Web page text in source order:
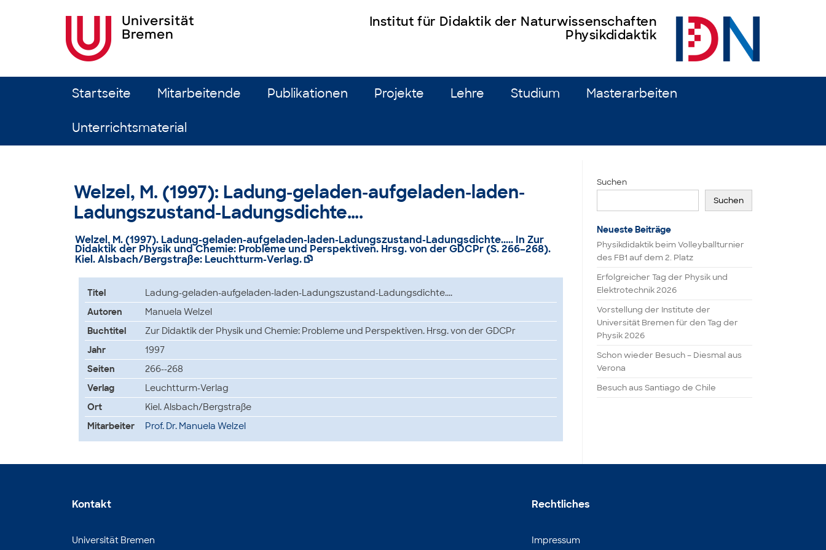
Institut für Didaktik der Naturwissenschaften
Physikdidaktik
Zum Inhalt springen
Startseite Mitarbeitende Publikationen Projekte Lehre Studium Masterarbeiten
Unterrichtsmaterial
Welzel, M. (1997): Ladung-geladen-aufgeladen-laden-
Ladungszustand-Ladungsdichte….
Welzel, M. (1997). Ladung-geladen-aufgeladen-laden-Ladungszustand-Ladungsdichte..... In Zur
Didaktik der Physik und Chemie: Probleme und Perspektiven. Hrsg. von der GDCPr (S. 266–268).
Kiel. Alsbach/Bergstraße: Leuchtturm-Verlag. 
Titel
Ladung-geladen-aufgeladen-laden-Ladungszustand-Ladungsdichte....
Autoren
Manuela Welzel
Buchtitel
Zur Didaktik der Physik und Chemie: Probleme und Perspektiven. Hrsg. von der GDCPr
Jahr
1997
Seiten
266--268
Verlag
Leuchtturm-Verlag
Ort
Kiel. Alsbach/Bergstraße
Mitarbeiter
Prof. Dr. Manuela Welzel
Suchen
Suchen
Neueste Beiträge
Physikdidaktik beim Volleyballturnier
des FB1 auf dem 2. Platz
Erfolgreicher Tag der Physik und
Elektrotechnik 2026
Vorstellung der Institute der
Universität Bremen für den Tag der
Physik 2026
Schon wieder Besuch – Diesmal aus
Verona
Besuch aus Santiago de Chile
Kontakt
Universität Bremen
Rechtliches
Impressum